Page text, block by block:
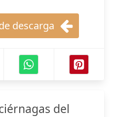
descarga
del